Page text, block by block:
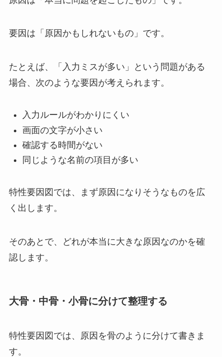
要因は「原因かもしれないもの」です。
たとえば、「入力ミスが多い」という問題がある
場合、次のような要因が考えられます。
入力ルールがわかりにくい
画面の文字が小さい
確認する時間がない
同じような名前の項目が多い
特性要因図では、まず原因になりそうなものを広
く出します。
そのあとで、どれが本当に大きな原因なのかを確
認します。
大骨・中骨・小骨に分けて整理する
特性要因図では、原因を骨のように分けて書きま
す。